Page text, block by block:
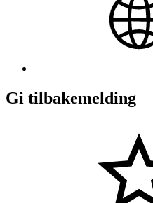
Gi tilbakemelding